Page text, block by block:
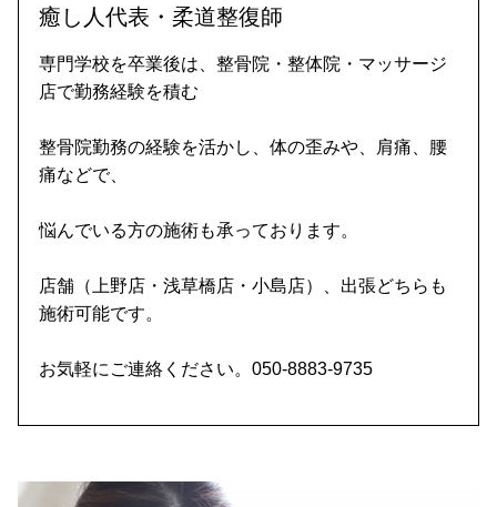
癒し人代表・柔道整復師
専門学校を卒業後は、整骨院・整体院・マッサージ
店で勤務経験を積む
整骨院勤務の経験を活かし、体の歪みや、肩痛、腰
痛などで、
悩んでいる方の施術も承っております。
店舗（上野店・浅草橋店・小島店）、出張どちらも
施術可能です。
お気軽にご連絡ください。050-8883-9735